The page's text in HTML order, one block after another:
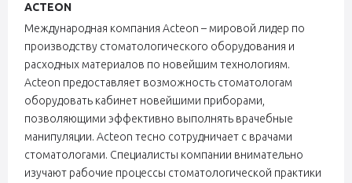
ACTEON
Международная компания Acteon – мировой лидер по
производству стоматологического оборудования и
расходных материалов по новейшим технологиям.
Аctеon предоставляет возможность стоматологам
оборудовать кабинет новейшими приборами,
позволяющими эффективно выполнять врачебные
манипуляции. Аctеon тесно сотрудничает с врачами
стоматологами. Специалисты компании внимательно
изучают рабочие процессы стоматологической практики